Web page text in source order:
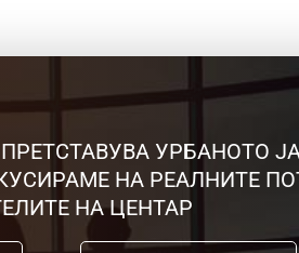
УРБАНОТО
НА РЕАЛНИТЕ
НА ЦЕНТАР